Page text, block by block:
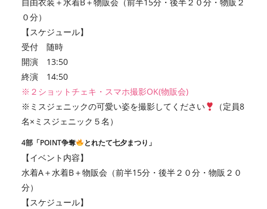
０分）
【スケジュール】
受付 随時
開演 13:50
終演 14:50
※２ショットチェキ・スマホ撮影OK(物販会)
※ミスジェニックの可愛い姿を撮影してください
（定員8
名×ミスジェニック５名）
4部「POINT争奪 とれたて七夕まつり」
【イベント内容】
水着A＋水着B＋物販会（前半15分・後半２０分・物販２０
分）
【スケジュール】